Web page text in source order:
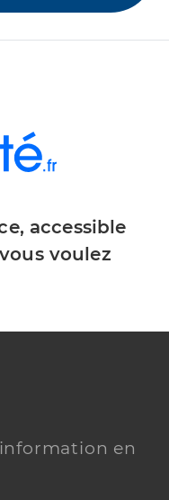
accessible
voulez
en